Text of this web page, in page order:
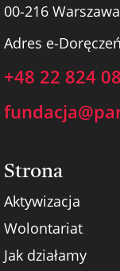
00-216 Warszawa
Adres e-
+48 22 824
Strona
Aktywizacja
Wolontariat
Jak działamy